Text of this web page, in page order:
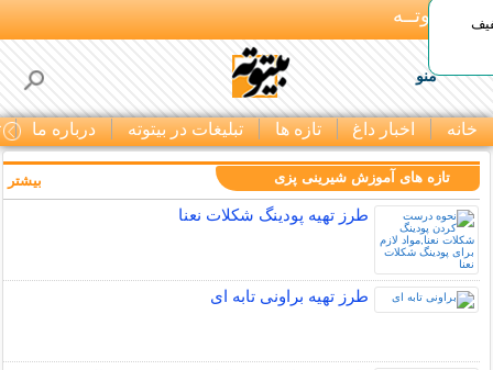
بـیتوتــه
منو
خانه اخبار داغ تازه ها تبلیغات در بیتوته درباره ما
50% تخفیف
تازه های آموزش شیرینی پزی
طرز تهیه پودینگ شکلات نعنا
طرز تهیه براونی تابه ای
بیشتر